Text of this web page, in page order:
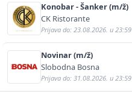
Konobar - Šanker (m/ž)
CK Ristorante
Prijava do: 23.08.2026. u 23:59
Novinar (m/ž)
Slobodna Bosna
Prijava do: 31.08.2026. u 23:59